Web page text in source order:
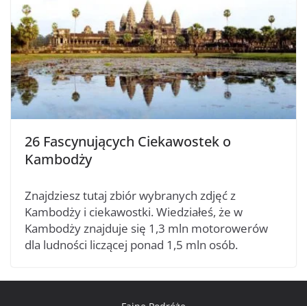
26 Fascynujących Ciekawostek o
Kambodży
Znajdziesz tutaj zbiór wybranych zdjęć z
Kambodży i ciekawostki. Wiedziałeś, że w
Kambodży znajduje się 1,3 mln motorowerów
dla ludności liczącej ponad 1,5 mln osób.